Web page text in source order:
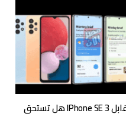
كاميرا سامسونج A54 مقابل IPhone SE 3 هل تستحق